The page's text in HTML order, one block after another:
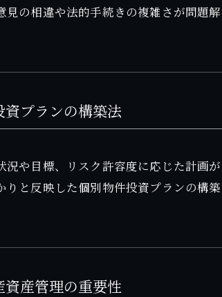
の相違や法的手続きの複雑さが問題解
プランの構築法
や目標、リスク許容度に応じた計画
と反映した個別物件投資プランの構築
産管理の重要性